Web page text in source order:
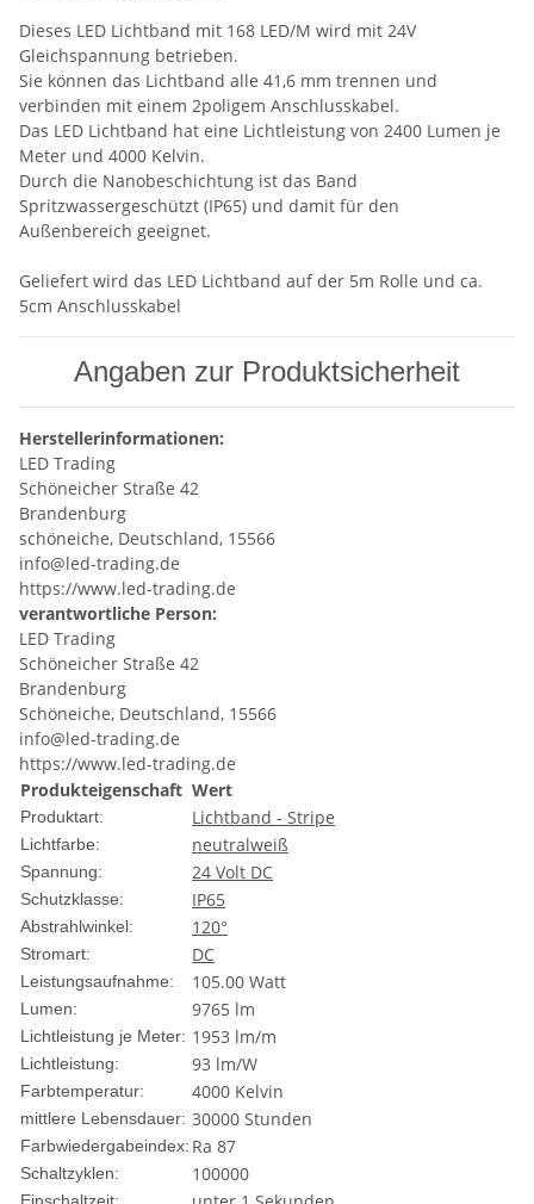
Dieses LED Lichtband mit 168 LED/M wird mit 24V
Gleichspannung betrieben.
Sie können das Lichtband alle 41,6 mm trennen und
verbinden mit einem 2poligem Anschlusskabel.
Das LED Lichtband hat eine Lichtleistung von 2400 Lumen je
Meter und 4000 Kelvin.
Durch die Nanobeschichtung ist das Band
Spritzwassergeschützt (IP65) und damit für den
Außenbereich geeignet.
Geliefert wird das LED Lichtband auf der 5m Rolle und ca.
5cm Anschlusskabel
Angaben zur Produktsicherheit
Herstellerinformationen:
LED Trading
Schöneicher Straße 42
Brandenburg
schöneiche, Deutschland, 15566
info@led-trading.de
https://www.led-trading.de
verantwortliche Person:
LED Trading
Schöneicher Straße 42
Brandenburg
Schöneiche, Deutschland, 15566
info@led-trading.de
https://www.led-trading.de
Produkteigenschaft Wert
Produktart: Lichtband - Stripe
Lichtfarbe: neutralweiß
Spannung: 24 Volt DC
Schutzklasse: IP65
Abstrahlwinkel: 120°
Stromart: DC
Leistungsaufnahme: 105.00 Watt
Lumen: 9765 lm
Lichtleistung je Meter: 1953 lm/m
Lichtleistung: 93 lm/W
Farbtemperatur: 4000 Kelvin
mittlere Lebensdauer: 30000 Stunden
Farbwiedergabeindex: Ra 87
Schaltzyklen: 100000